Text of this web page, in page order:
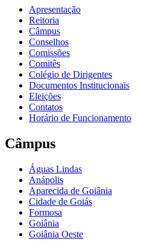
Apresentação
Reitoria
Câmpus
Conselhos
Comissões
Comitês
Colégio de Dirigentes
Documentos Institucionais
Eleições
Contatos
Horário de Funcionamento
Câmpus
Águas Lindas
Anápolis
Aparecida de Goiânia
Cidade de Goiás
Formosa
Goiânia
Goiânia Oeste